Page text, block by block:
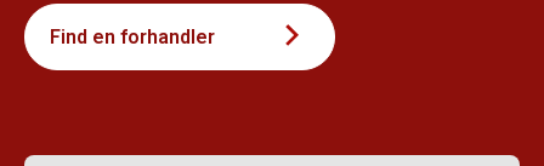
Find en forhandler